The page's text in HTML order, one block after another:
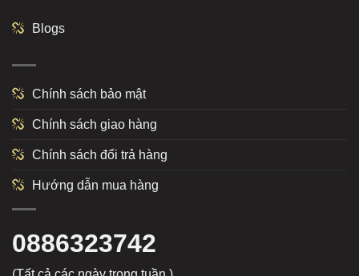
Blogs
Chính sách bảo mật
Chính sách giao hàng
Chính sách đổi trả hàng
Hướng dẫn mua hàng
0886323742